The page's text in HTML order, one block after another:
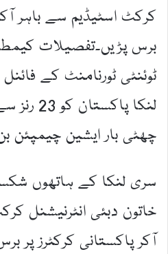
کرکٹ اسٹیڈیم سے باہر
برس پڑیں۔تفصیلات
ٹوئنٹی ٹورنامنٹ کے
لنکا
چھٹی بار ایشین چیمپئن
سری لنکا کے ہاتھوں
خاتون دبئی انٹرنیشنل
آکر پاکستانی کرکٹرز پر